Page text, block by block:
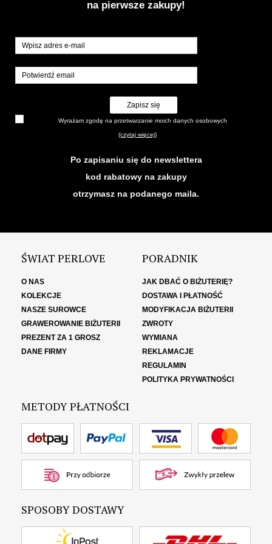
na pierwsze zakupy!
Zapisz się
Wyrażam zgodę na przetwarzanie moich danych osobowych
(czytaj więcej)
Po zapisaniu się do newslettera
kod rabatowy na zakupy
otrzymasz na podanego maila.
ŚWIAT PERLOVE
O NAS
KOLEKCJE
NASZE SUROWCE
GRAWEROWANIE BIŻUTERII
PREZENT ZA 1 GROSZ
DANE FIRMY
PORADNIK
JAK DBAĆ O BIŻUTERIĘ?
DOSTAWA I PŁATNOŚĆ
MODYFIKACJA BIŻUTERII
ZWROTY
WYMIANA
REKLAMACJE
REGULAMIN
POLITYKA PRYWATNOŚCI
METODY PŁATNOŚCI
SPOSOBY DOSTAWY